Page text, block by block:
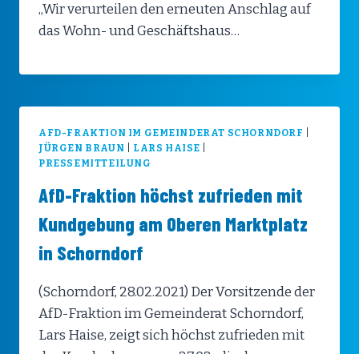
„Wir verurteilen den erneuten Anschlag auf
das Wohn- und Geschäftshaus…
AFD-FRAKTION IM GEMEINDERAT SCHORNDORF
JÜRGEN BRAUN
LARS HAISE
PRESSEMITTEILUNG
AfD-Fraktion höchst zufrieden mit
Kundgebung am Oberen Marktplatz
in Schorndorf
(Schorndorf, 28.02.2021) Der Vorsitzende der
AfD-Fraktion im Gemeinderat Schorndorf,
Lars Haise, zeigt sich höchst zufrieden mit